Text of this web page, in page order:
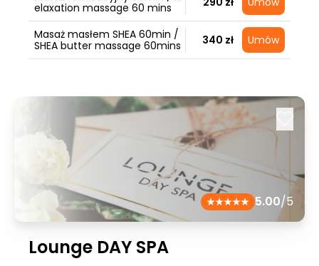
elaxation massage 60 mins
Masaż masłem SHEA 60min /
SHEA butter massage 60mins
340 zł Umów
5.00/5
Lounge DAY SPA